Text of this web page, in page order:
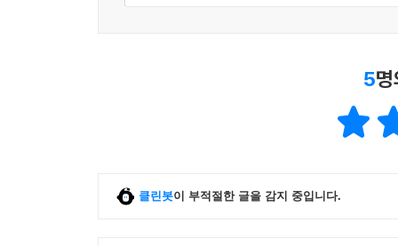
5
클린봇이 부적절한 글을 감지 중입니다.